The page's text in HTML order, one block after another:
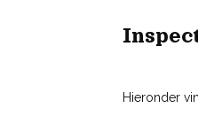
Hieronder